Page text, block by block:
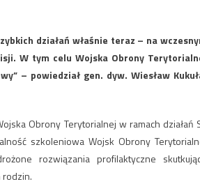
działań właśnie teraz – na
W tym celu Wojska Obrony
– powiedział gen. dyw. Wiesław
Obrony Terytorialnej w ramach działań
szkoleniowa Wojsk Obrony
rozwiązania profilaktyczne
rodzin.